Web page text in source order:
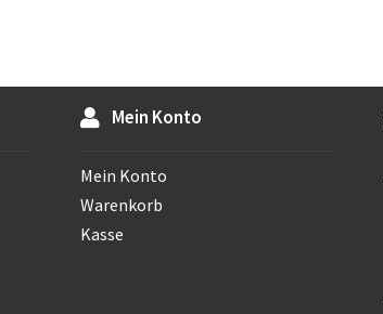
Mein Konto
Mein Konto
Warenkorb
Kasse